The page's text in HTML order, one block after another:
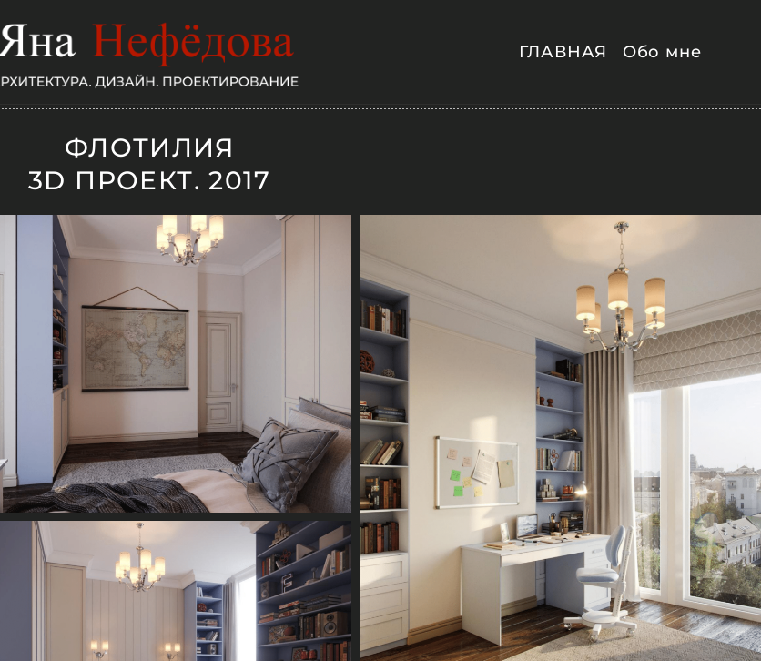
ГЛАВНАЯ Обо мне
ФЛОТИЛИЯ
3D ПРОЕКТ. 2017